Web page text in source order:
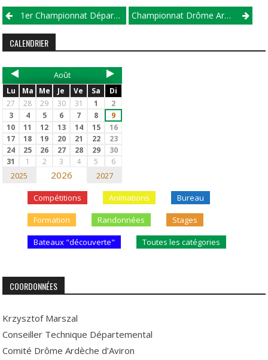
1er Championnat Départemental Aviron Indoor UNSS Championnat Drôme Ardèche 2019 – Manche 2
CALENDRIER
Août
Lu Ma Me Je Ve Sa
Di
27
28 29 30 31 1
2
3
4 5 6 7 8
9
10
11 12 13 14 15
16
17
18 19 20 21 22
23
24
25 26 27 28 29
30
31
1 2 3 4 5 6
2025 2026 2027
Compétitions Animations Bureau
Formation Randonnées Stages
Bateaux "découverte" Toutes les catégories
COORDONNÉES
Krzysztof Marszal
Conseiller Technique Départemental
Comité Drôme Ardèche d’Aviron